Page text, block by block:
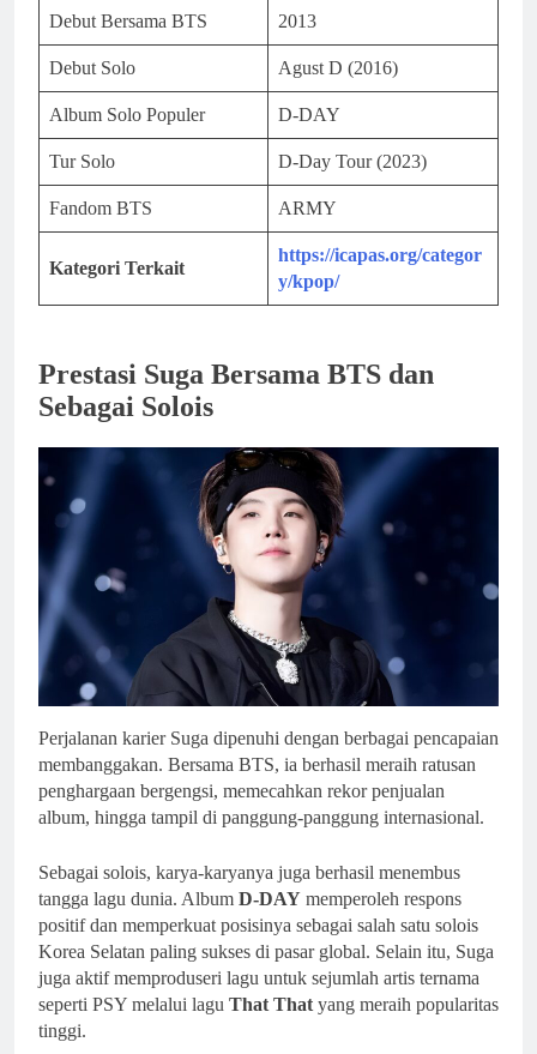
Debut Bersama BTS 2013
Debut Solo Agust D (2016)
Album Solo Populer D-DAY
Tur Solo D-Day Tour (2023)
Fandom BTS ARMY
Kategori Terkait
https://icapas.org/categor
y/kpop/
Prestasi Suga Bersama BTS dan
Sebagai Solois
Perjalanan karier Suga dipenuhi dengan berbagai pencapaian
membanggakan. Bersama BTS, ia berhasil meraih ratusan
penghargaan bergengsi, memecahkan rekor penjualan
album, hingga tampil di panggung-panggung internasional.
Sebagai solois, karya-karyanya juga berhasil menembus
tangga lagu dunia. Album D-DAY memperoleh respons
positif dan memperkuat posisinya sebagai salah satu solois
Korea Selatan paling sukses di pasar global. Selain itu, Suga
juga aktif memproduseri lagu untuk sejumlah artis ternama
seperti PSY melalui lagu That That yang meraih popularitas
tinggi.